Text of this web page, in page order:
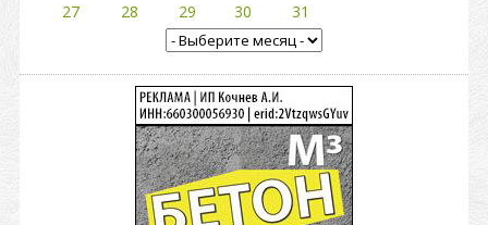
27
28 29 30 31